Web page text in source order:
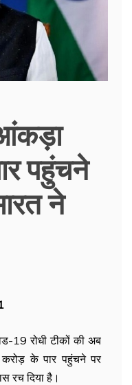
पहुंचने
ने
19 रोधी टीकों की अब
के पार पहुंचने पर
रच दिया है।